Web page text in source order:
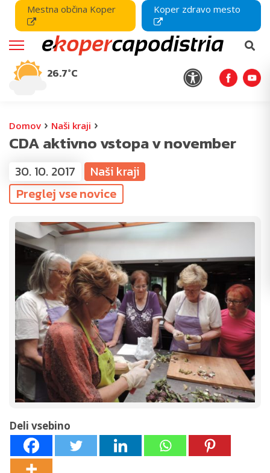
Mestna občina Koper Koper zdravo mesto
26.7°C
Domov › Naši kraji ›
CDA aktivno vstopa v november
30. 10. 2017
Naši kraji
Preglej vse novice
Deli vsebino